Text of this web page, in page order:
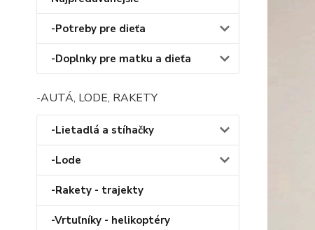
-Potreby pre dieťa
-Doplnky pre matku a dieťa
-AUTÁ, LODE, RAKETY
-Lietadlá a stíhačky
-Lode
-Rakety - trajekty
-Vrtuľníky - helikoptéry